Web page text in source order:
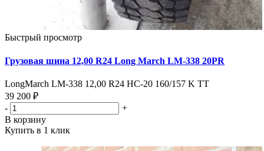
Быстрый просмотр
Грузовая шина 12,00 R24 Long March LM-338 20PR
LongMarch LM-338 12,00 R24 HC-20 160/157 K TT
39 200 ₽
-
+
В корзину
Купить в 1 клик